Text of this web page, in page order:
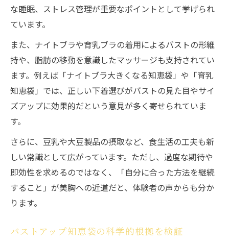
な睡眠、ストレス管理が重要なポイントとして挙げられ
ています。
また、ナイトブラや育乳ブラの着用によるバストの形維
持や、脂肪の移動を意識したマッサージも支持されてい
ます。例えば「ナイトブラ大きくなる知恵袋」や「育乳
知恵袋」では、正しい下着選びがバストの見た目やサイ
ズアップに効果的だという意見が多く寄せられていま
す。
さらに、豆乳や大豆製品の摂取など、食生活の工夫も新
しい常識として広がっています。ただし、過度な期待や
即効性を求めるのではなく、「自分に合った方法を継続
すること」が美胸への近道だと、体験者の声からも分か
ります。
バストアップ知恵袋の科学的根拠を検証